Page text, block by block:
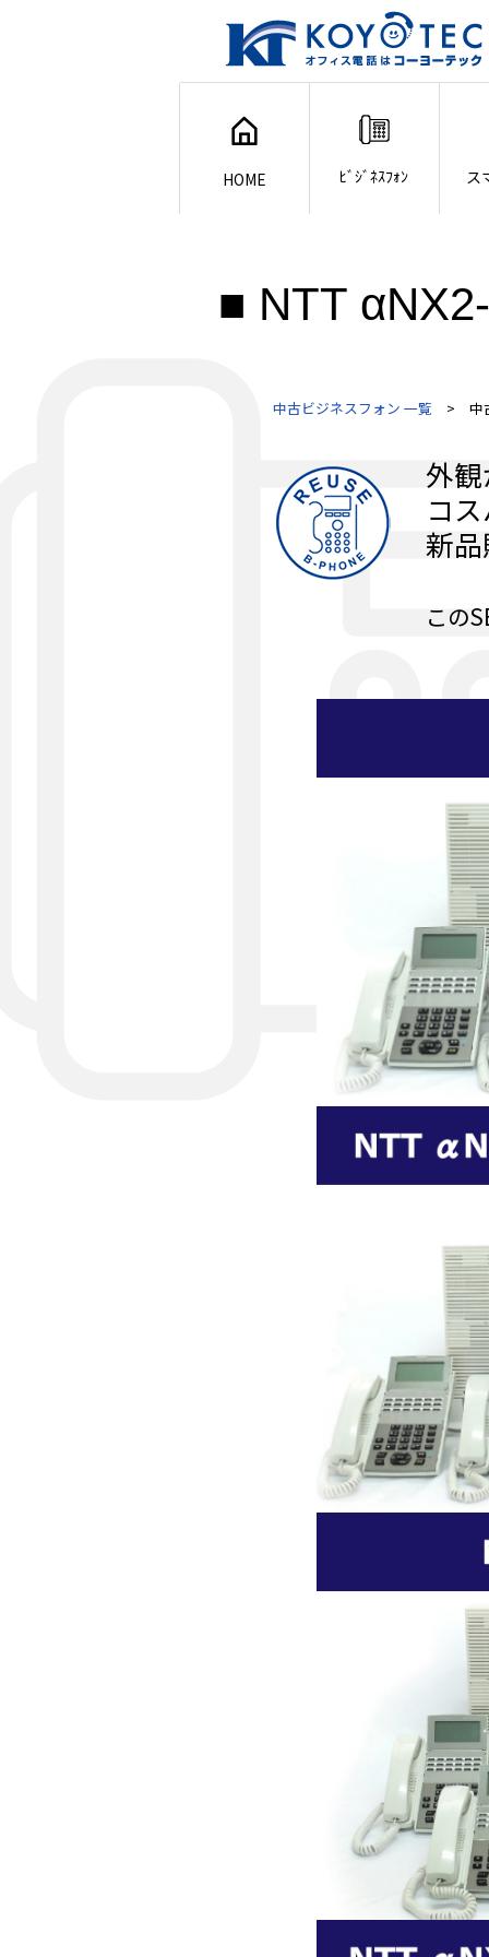
HOME ﾋﾞｼﾞﾈｽﾌｫﾝ ス
■ NTT
中古ビジネスフォン 一覧 > 中
外
コ
新
この